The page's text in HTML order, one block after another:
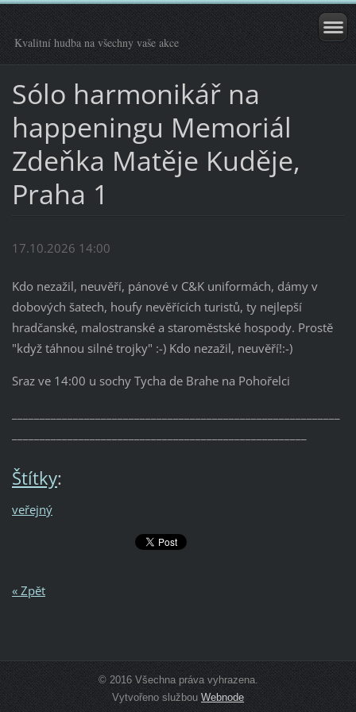
Kvalitní hudba na všechny vaše akce
Sólo harmonikář na
happeningu Memoriál
Zdeňka Matěje Kuděje,
Praha 1
17.10.2026 14:00
Kdo nezažil, neuvěří, pánové v C&K uniformách, dámy v
dobových šatech, houfy nevěřících turistů, ty nejlepší
hradčanské, malostranské a staroměstské hospody. Prostě
"když táhnou silné trojky" :-) Kdo nezažil, neuvěří!:-)
Sraz ve 14:00 u sochy Tycha de Brahe na Pohořelci
Štítky:
veřejný
« Zpět
© 2016 Všechna práva vyhrazena.
Vytvořeno službou Webnode